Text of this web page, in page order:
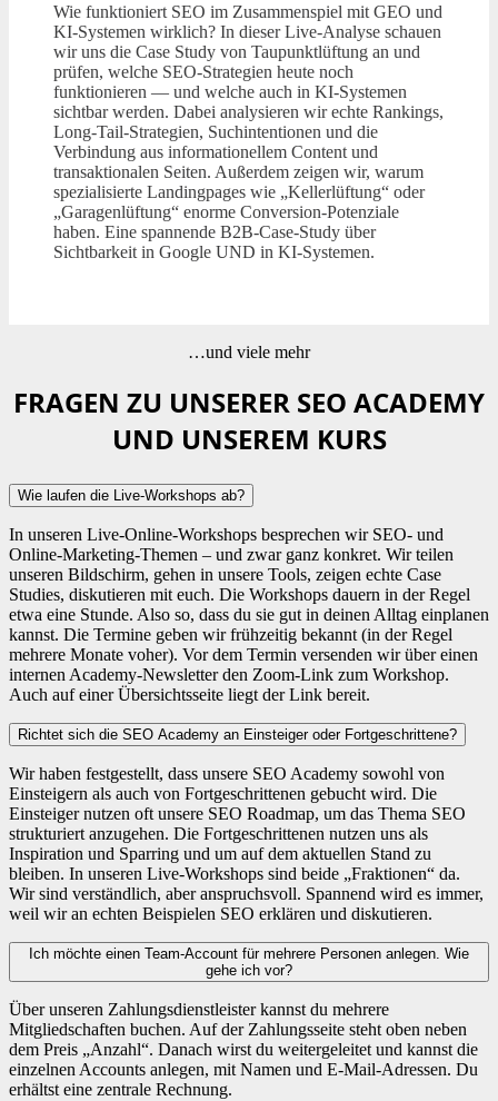
Wie funktioniert SEO im Zusammenspiel mit GEO und
KI-Systemen wirklich? In dieser Live-Analyse schauen
wir uns die Case Study von Taupunktlüftung an und
prüfen, welche SEO-Strategien heute noch
funktionieren — und welche auch in KI-Systemen
sichtbar werden. Dabei analysieren wir echte Rankings,
Long-Tail-Strategien, Suchintentionen und die
Verbindung aus informationellem Content und
transaktionalen Seiten. Außerdem zeigen wir, warum
spezialisierte Landingpages wie „Kellerlüftung“ oder
„Garagenlüftung“ enorme Conversion-Potenziale
haben. Eine spannende B2B-Case-Study über
Sichtbarkeit in Google UND in KI-Systemen.
…und viele mehr
FRAGEN ZU UNSERER SEO ACADEMY
UND UNSEREM KURS
Wie laufen die Live-Workshops ab?
In unseren Live-Online-Workshops besprechen wir SEO- und
Online-Marketing-Themen – und zwar ganz konkret. Wir teilen
unseren Bildschirm, gehen in unsere Tools, zeigen echte Case
Studies, diskutieren mit euch. Die Workshops dauern in der Regel
etwa eine Stunde. Also so, dass du sie gut in deinen Alltag einplanen
kannst. Die Termine geben wir frühzeitig bekannt (in der Regel
mehrere Monate voher). Vor dem Termin versenden wir über einen
internen Academy-Newsletter den Zoom-Link zum Workshop.
Auch auf einer Übersichtsseite liegt der Link bereit.
Richtet sich die SEO Academy an Einsteiger oder Fortgeschrittene?
Wir haben festgestellt, dass unsere SEO Academy sowohl von
Einsteigern als auch von Fortgeschrittenen gebucht wird. Die
Einsteiger nutzen oft unsere SEO Roadmap, um das Thema SEO
strukturiert anzugehen. Die Fortgeschrittenen nutzen uns als
Inspiration und Sparring und um auf dem aktuellen Stand zu
bleiben. In unseren Live-Workshops sind beide „Fraktionen“ da.
Wir sind verständlich, aber anspruchsvoll. Spannend wird es immer,
weil wir an echten Beispielen SEO erklären und diskutieren.
Ich möchte einen Team-Account für mehrere Personen anlegen. Wie
gehe ich vor?
Über unseren Zahlungsdienstleister kannst du mehrere
Mitgliedschaften buchen. Auf der Zahlungsseite steht oben neben
dem Preis „Anzahl“. Danach wirst du weitergeleitet und kannst die
einzelnen Accounts anlegen, mit Namen und E-Mail-Adressen. Du
erhältst eine zentrale Rechnung.